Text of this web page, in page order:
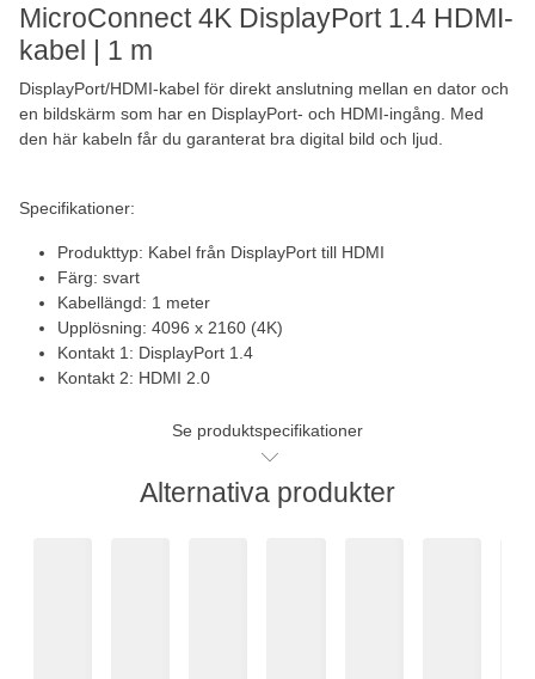
MicroConnect 4K DisplayPort 1.4 HDMI-
kabel | 1 m
DisplayPort/HDMI-kabel för direkt anslutning mellan en dator och
en bildskärm som har en DisplayPort- och HDMI-ingång. Med
den här kabeln får du garanterat bra digital bild och ljud.
Specifikationer:
Produkttyp: Kabel från DisplayPort till HDMI
Färg: svart
Kabellängd: 1 meter
Upplösning: 4096 x 2160 (4K)
Kontakt 1: DisplayPort 1.4
Kontakt 2: HDMI 2.0
Se produktspecifikationer
Alternativa produkter